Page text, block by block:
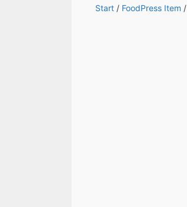
Start / FoodPress Item